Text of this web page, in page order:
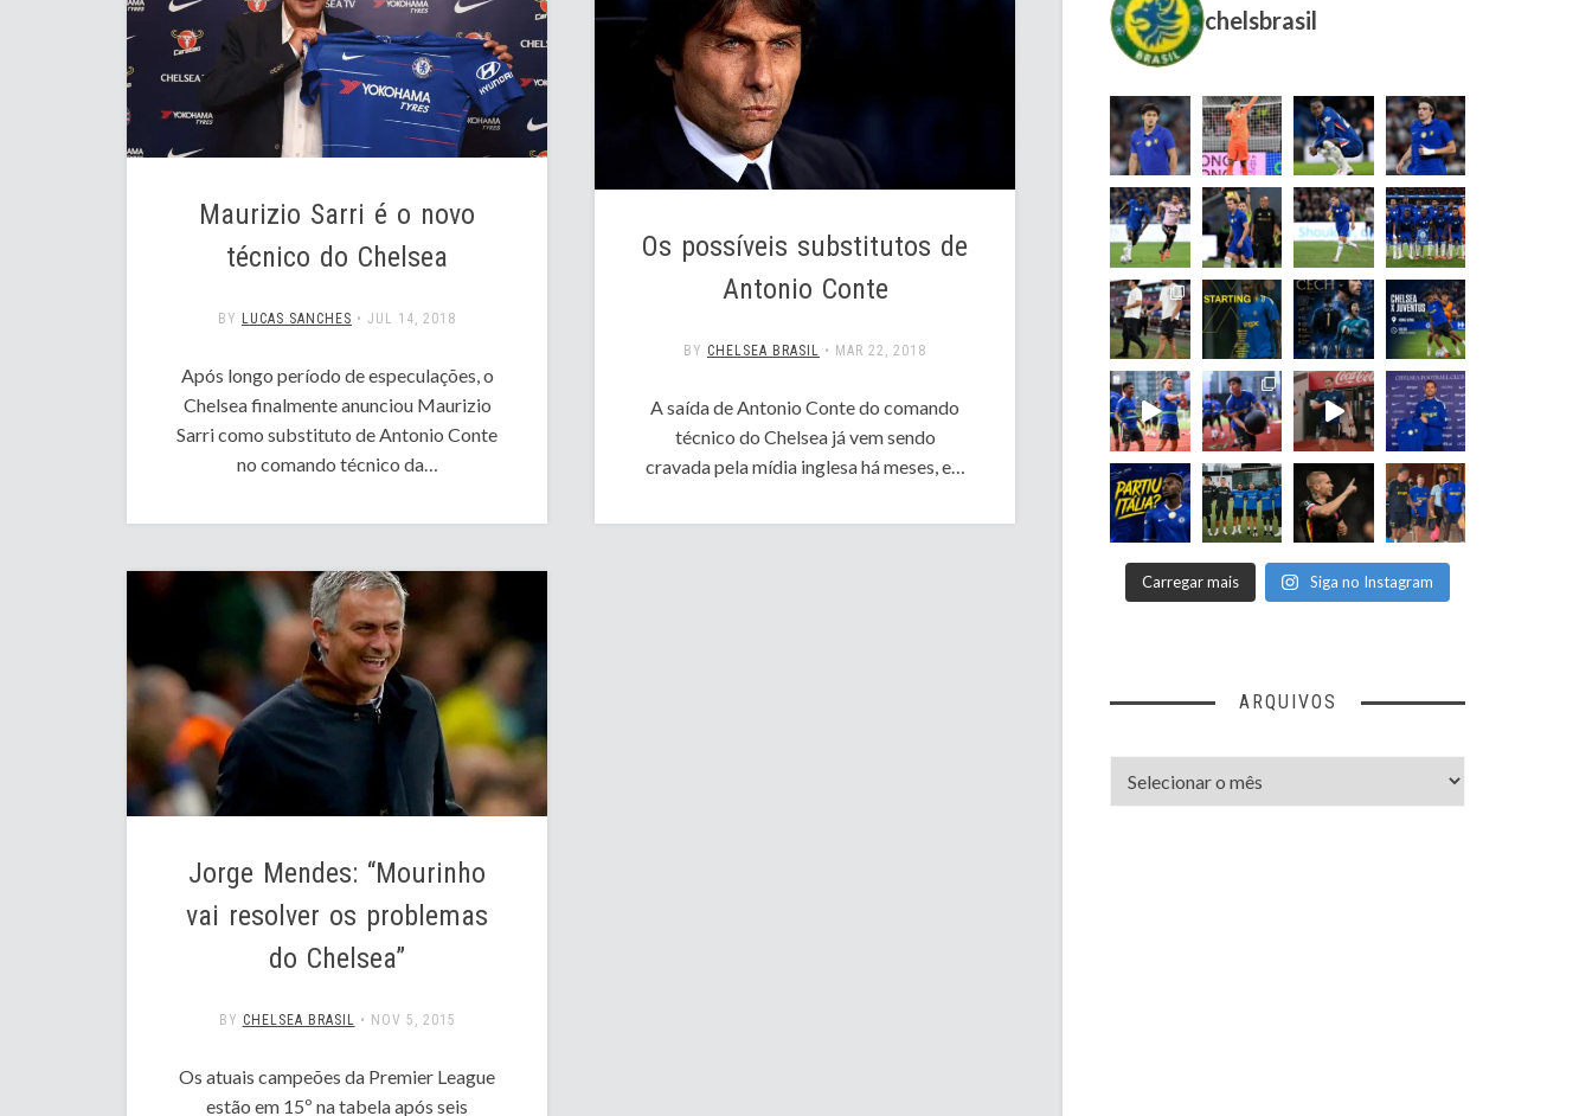
Maurizio Sarri é o novo
técnico do Chelsea
BY LUCAS SANCHES • JUL 14, 2018
Após longo período de especulações, o
Chelsea finalmente anunciou Maurizio
Sarri como substituto de Antonio Conte
no comando técnico da…
Os possíveis substitutos de
Antonio Conte
BY CHELSEA BRASIL • MAR 22, 2018
A saída de Antonio Conte do comando
técnico do Chelsea já vem sendo
cravada pela mídia inglesa há meses, e…
Jorge Mendes: “Mourinho
vai resolver os problemas
do Chelsea”
BY CHELSEA BRASIL • NOV 5, 2015
Os atuais campeões da Premier League
estão em 15º na tabela após seis
chelsbrasil
Carregar mais Siga no Instagram
ARQUIVOS